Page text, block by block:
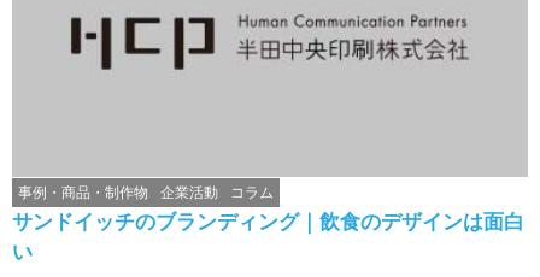
サンドイッチのブランディング｜飲食のデザインは面白
い
事例・商品・制作物 企業活動 コラム